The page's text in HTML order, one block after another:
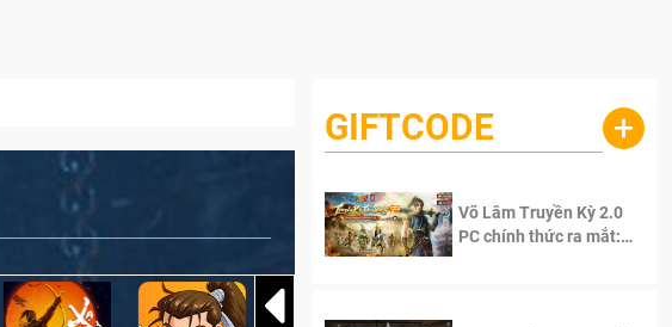
GIFTCODE +
Võ Lâm Truyền Kỳ 2.0
PC chính thức ra mắt: